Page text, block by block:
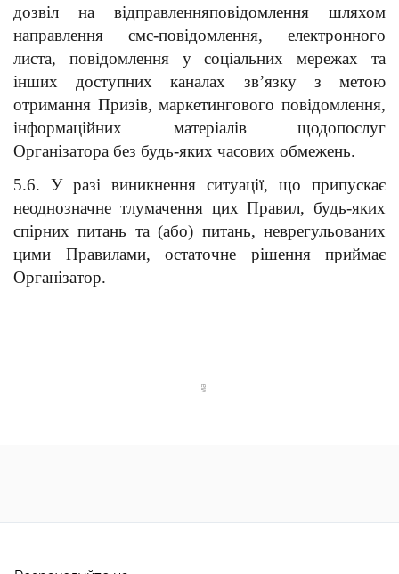
дозвіл на відправленняповідомлення шляхом
направлення смс-повідомлення, електронного
листа, повідомлення у соціальних мережах та
інших доступних каналах зв’язку з метою
отримання Призів, маркетингового повідомлення,
інформаційних матеріалів щодопослуг
Організатора без будь-яких часових обмежень.
5.6. У разі виникнення ситуації, що припускає
неоднозначне тлумачення цих Правил, будь-яких
спірних питань та (або) питань, неврегульованих
цими Правилами, остаточне рішення приймає
Організатор.